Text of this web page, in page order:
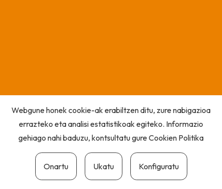
Webgune honek cookie-ak erabiltzen ditu, zure nabigazioa
errazteko eta analisi estatistikoak egiteko. Informazio
gehiago nahi baduzu, kontsultatu gureCookien Politika
Onartu Ukatu Konfiguratu